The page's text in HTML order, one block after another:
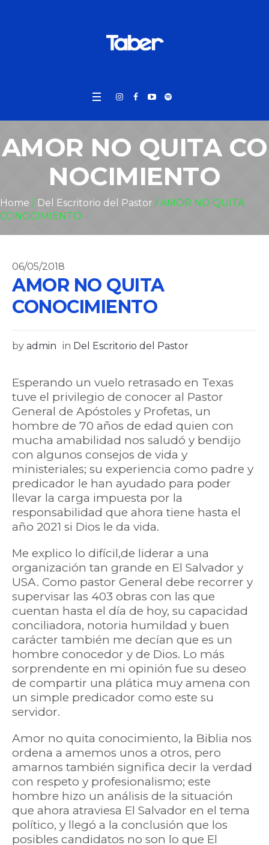
AMOR NO QUITA CO
NOCIMIENTO
Home / Del Escritorio del Pastor /AMOR NO QUITA
CONOCIMIENTO
06/05/2018
AMOR NO QUITA
CONOCIMIENTO
by admin in Del Escritorio del Pastor
Esperando un vuelo retrasado en Texas
tuve el privilegio de conocer al Pastor
General de Apóstoles y Profetas, un
hombre de 70 años de edad quien con
mucha amabilidad nos saludó y bendijo
con algunos consejos de vida y
ministeriales; su experiencia como padre y
predicador le han ayudado para poder
llevar la carga impuesta por la
responsabilidad que ahora tiene hasta el
año 2021 si Dios le da vida.
Me explico lo difícil,de liderar a una
organización tan grande en El Salvador y
USA. Como pastor General debe recorrer y
supervisar las 403 obras con las que
cuentan hasta el día de hoy, su capacidad
conciliadora, notoria humildad y buen
carácter también me decían que es un
hombre conocedor y de Dios. Lo más
sorprendente en mi opinión fue su deseo
de compartir una plática muy amena con
un simple predicador como este su
servidor.
Amor no quita conocimiento, la Biblia nos
ordena a amemos unos a otros, pero
amarnos también significa decir la verdad
con respeto y profesionalismo; este
hombre hizo un análisis de la situación
que ahora atraviesa El Salvador en el tema
político, y llegó a la conclusión que los
posibles candidatos no son lo que El